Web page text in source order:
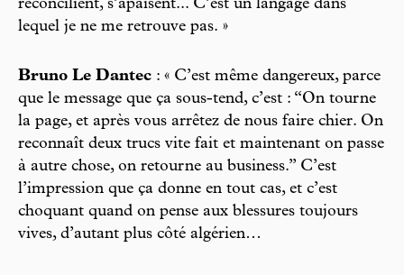
réconcilient, s’apaisent... C’est un langage dans
lequel je ne me retrouve pas. »
Bruno Le Dantec : « C’est même dangereux, parce
que le message que ça sous-tend, c’est : “On tourne
la page, et après vous arrêtez de nous faire chier. On
reconnaît deux trucs vite fait et maintenant on passe
à autre chose, on retourne au business.” C’est
l’impression que ça donne en tout cas, et c’est
choquant quand on pense aux blessures toujours
vives, d’autant plus côté algérien…